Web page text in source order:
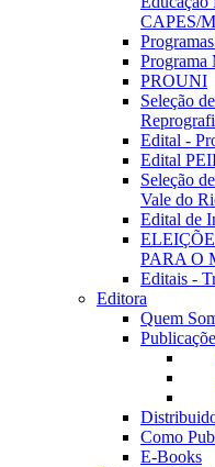
CAPES/
Programa
PROUNI
Seleção
Edital -
Edital
Seleção
Vale do
Edital de
PARA O
Editais -
Editora
Quem
Como
E-Books